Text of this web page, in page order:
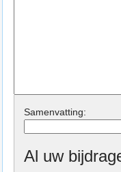
Samenvatting:
Al uw